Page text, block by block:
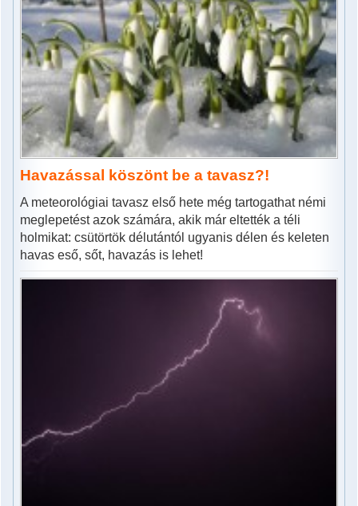
Havazással köszönt be a tavasz?!
A meteorológiai tavasz első hete még tartogathat némi
meglepetést azok számára, akik már eltették a téli
holmikat: csütörtök délutántól ugyanis délen és keleten
havas eső, sőt, havazás is lehet!